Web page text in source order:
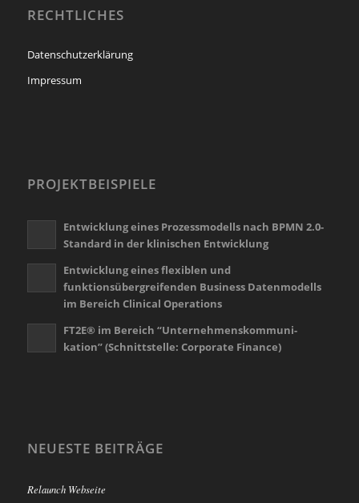
RECHTLICHES
Datenschutzerklärung
Impressum
PROJEKTBEISPIELE
Entwicklung eines Prozessmodells nach BPMN 2.0-
Standard in der klinischen Entwicklung
Entwicklung eines flexiblen und
funktionsübergreifenden Business Datenmodells
im Bereich Clinical Operations
FT2E® im Bereich “Unternehmenskommuni-
kation” (Schnittstelle: Corporate Finance)
NEUESTE BEITRÄGE
Relaunch Webseite